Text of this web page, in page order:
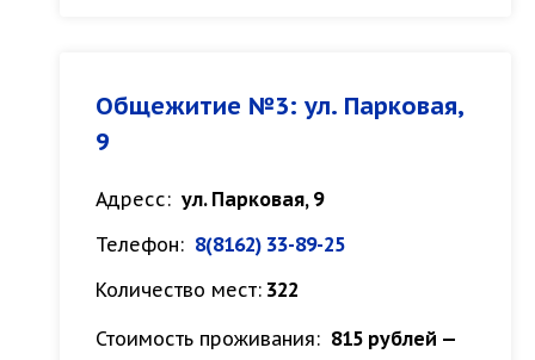
Общежитие №3: ул. Парковая,
9
Адресс: ул. Парковая, 9
Телефон: 8(8162) 33-89-25
Количество мест: 322
Стоимость проживания: 815 рублей —